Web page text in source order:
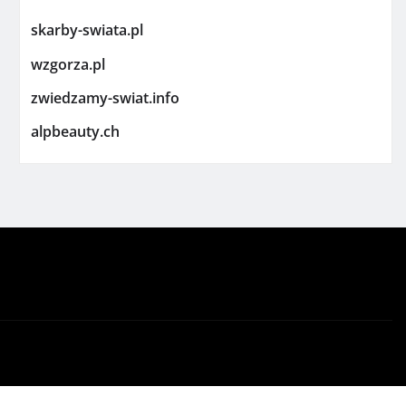
skarby-swiata.pl
wzgorza.pl
zwiedzamy-swiat.info
alpbeauty.ch